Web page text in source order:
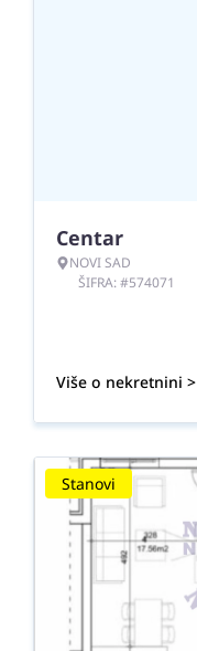
Centar
NOVI SAD
ŠIFRA: #574071
Više o nekretnini >
Stanovi